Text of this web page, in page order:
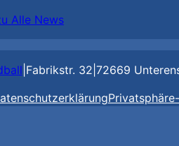
Alle News
Fabrikstr. 32 72669